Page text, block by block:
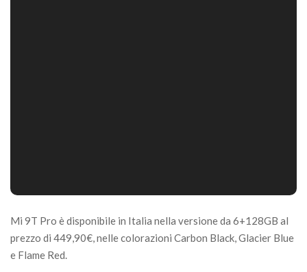
Mi 9T Pro è disponibile in Italia nella versione da 6+128GB al
prezzo di 449,90€, nelle colorazioni Carbon Black, Glacier Blue
e Flame Red.